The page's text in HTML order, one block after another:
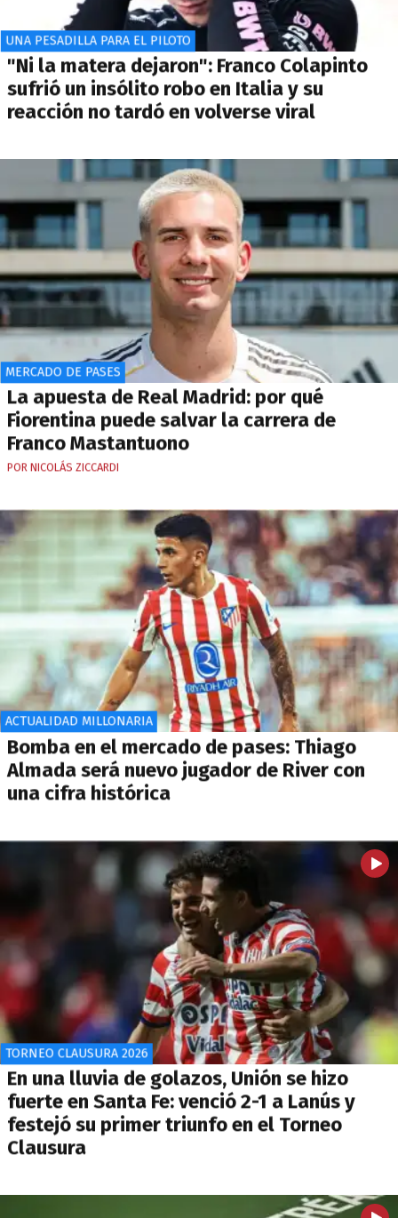
UNA PESADILLA PARA EL PILOTO
"Ni la matera dejaron": Franco Colapinto
sufrió un insólito robo en Italia y su
reacción no tardó en volverse viral
MERCADO DE PASES
La apuesta de Real Madrid: por qué
Fiorentina puede salvar la carrera de
Franco Mastantuono
POR NICOLÁS ZICCARDI
ACTUALIDAD MILLONARIA
Bomba en el mercado de pases: Thiago
Almada será nuevo jugador de River con
una cifra histórica
TORNEO CLAUSURA 2026
En una lluvia de golazos, Unión se hizo
fuerte en Santa Fe: venció 2-1 a Lanús y
festejó su primer triunfo en el Torneo
Clausura